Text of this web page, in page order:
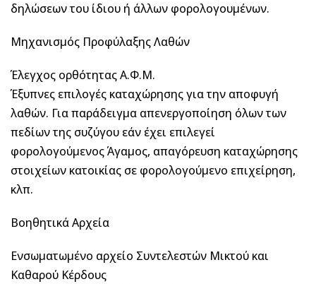
δηλώσεων του ίδιου ή άλλων φορολογουμένων.
Μηχανισμός Προφύλαξης Λαθών
Έλεγχος ορθότητας Α.Φ.Μ.
Έξυπνες επιλογές καταχώρησης για την αποφυγή
λαθών. Για παράδειγμα απενεργοποίηση όλων των
πεδίων της συζύγου εάν έχει επιλεγεί
φορολογούμενος Άγαμος, απαγόρευση καταχώρησης
στοιχείων κατοικίας σε φορολογούμενο επιχείρηση,
κλπ.
Βοηθητικά Αρχεία
Ενσωματωμένο αρχείο Συντελεστών Μικτού και
Καθαρού Κέρδους